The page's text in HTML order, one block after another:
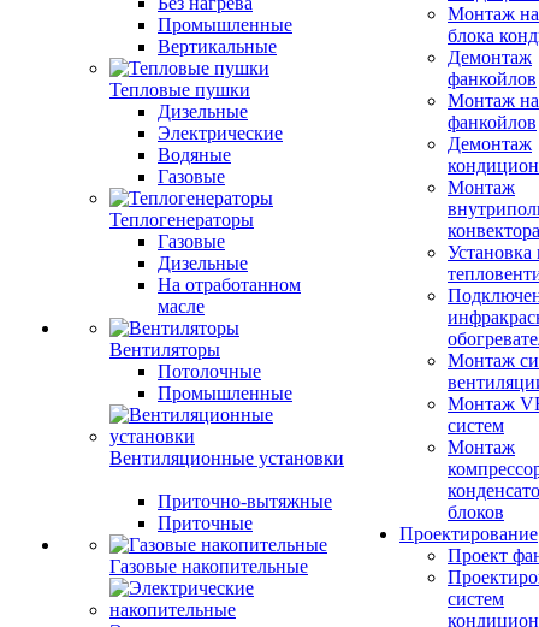
Промышленные
Вертикальные
Тепловые пушки
Дизельные
Электрические
Водяные
Газовые
Теплогенераторы
Газовые
Дизельные
На отработанном
масле
Вентиляторы
Потолочные
Промышленные
Вентиляционные установки
Приточно-вытяжные
Приточные
Газовые накопительные
Монтаж
блока
Демонтаж
фанкойлов
Монтаж
фанкойлов
Демонтаж
Монтаж
конвектора
Установка
Монтаж
Монтаж
систем
Монтаж
блоков
Проектирование
Проект
систем